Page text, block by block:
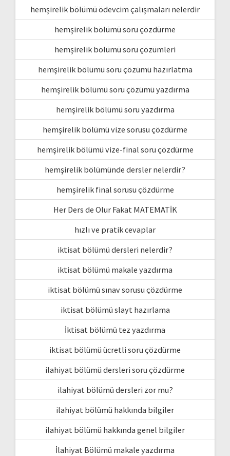
hemşirelik bölümü ödevcim çalışmaları nelerdir
hemşirelik bölümü soru çözdürme
hemşirelik bölümü soru çözümleri
hemşirelik bölümü soru çözümü hazırlatma
hemşirelik bölümü soru çözümü yazdırma
hemşirelik bölümü soru yazdırma
hemşirelik bölümü vize sorusu çözdürme
hemşirelik bölümü vize-final soru çözdürme
hemşirelik bölümünde dersler nelerdir?
hemşirelik final sorusu çözdürme
Her Ders de Olur Fakat MATEMATİK
hızlı ve pratik cevaplar
iktisat bölümü dersleri nelerdir?
iktisat bölümü makale yazdırma
iktisat bölümü sınav sorusu çözdürme
iktisat bölümü slayt hazırlama
İktisat bölümü tez yazdırma
iktisat bölümü ücretli soru çözdürme
ilahiyat bölümü dersleri soru çözdürme
ilahiyat bölümü dersleri zor mu?
ilahiyat bölümü hakkında bilgiler
ilahiyat bölümü hakkında genel bilgiler
İlahiyat Bölümü makale yazdırma